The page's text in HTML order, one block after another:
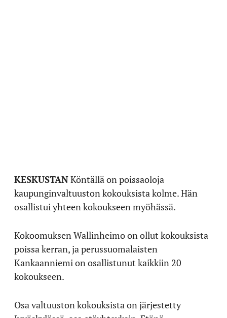
KESKUSTANKöntällä on poissaoloja
kaupunginvaltuuston kokouksista kolme. Hän
osallistui yhteen kokoukseen myöhässä.
Kokoomuksen Wallinheimo on ollut kokouksista
poissa kerran, ja perussuomalaisten
Kankaanniemi on osallistunut kaikkiin 20
kokoukseen.
Osa valtuuston kokouksista on järjestetty